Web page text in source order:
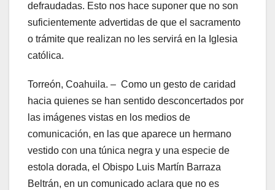
defraudadas. Esto nos hace suponer que no son
suficientemente advertidas de que el sacramento
o trámite que realizan no les servirá en la Iglesia
católica.
Torreón, Coahuila. – Como un gesto de caridad
hacia quienes se han sentido desconcertados por
las imágenes vistas en los medios de
comunicación, en las que aparece un hermano
vestido con una túnica negra y una especie de
estola dorada, el Obispo Luis Martín Barraza
Beltrán, en un comunicado aclara que no es